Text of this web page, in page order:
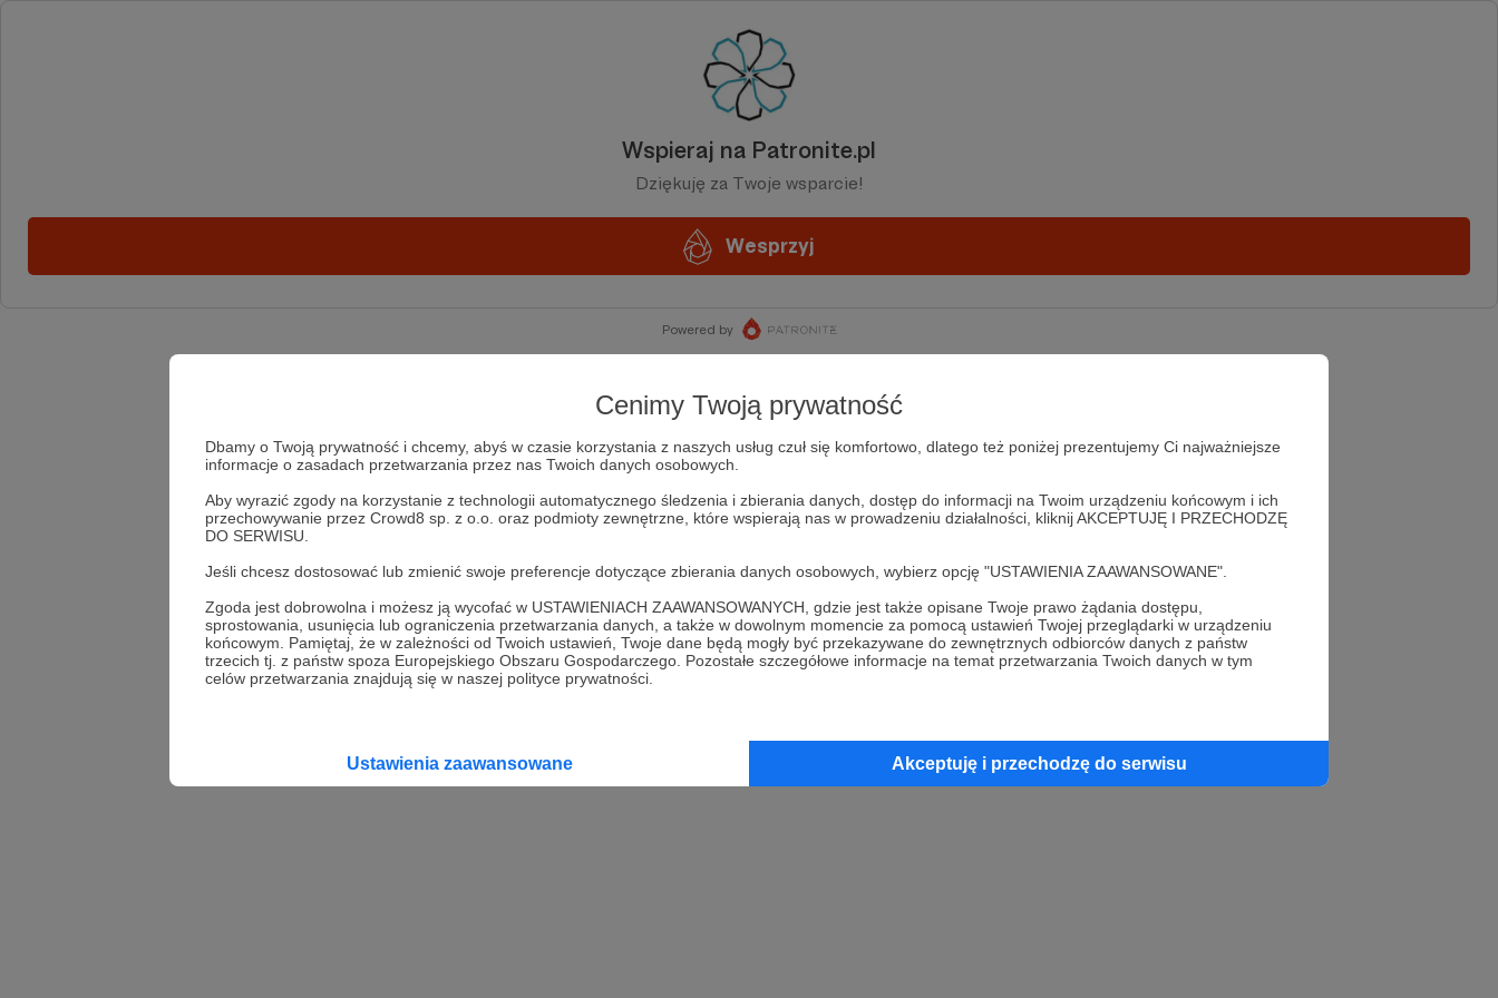
Cenimy Twoją prywatność
Dbamy o Twoją prywatność i chcemy, abyś w czasie korzystania z naszych usług czuł się komfortowo, dlatego też poniżej prezentujemy Ci najważniejsze
informacje o zasadach przetwarzania przez nas Twoich danych osobowych.
Aby wyrazić zgody na korzystanie z technologii automatycznego śledzenia i zbierania danych, dostęp do informacji na Twoim urządzeniu końcowym i ich
przechowywanie przez Crowd8 sp. z o.o. oraz podmioty zewnętrzne, które wspierają nas w prowadzeniu działalności, kliknij AKCEPTUJĘ I PRZECHODZĘ
DO SERWISU.
Jeśli chcesz dostosować lub zmienić swoje preferencje dotyczące zbierania danych osobowych, wybierz opcję "USTAWIENIA ZAAWANSOWANE".
Zgoda jest dobrowolna i możesz ją wycofać w USTAWIENIACH ZAAWANSOWANYCH, gdzie jest także opisane Twoje prawo żądania dostępu,
sprostowania, usunięcia lub ograniczenia przetwarzania danych, a także w dowolnym momencie za pomocą ustawień Twojej przeglądarki w urządzeniu
końcowym. Pamiętaj, że w zależności od Twoich ustawień, Twoje dane będą mogły być przekazywane do zewnętrznych odbiorców danych z państw
trzecich tj. z państw spoza Europejskiego Obszaru Gospodarczego. Pozostałe szczegółowe informacje na temat przetwarzania Twoich danych w tym
celów przetwarzania znajdują się w naszej polityce prywatności.
Ustawienia zaawansowane Akceptuję i przechodzę do serwisu
Wspieraj na Patronite.pl
Dziękuję za Twoje wsparcie!
Wesprzyj
Powered by